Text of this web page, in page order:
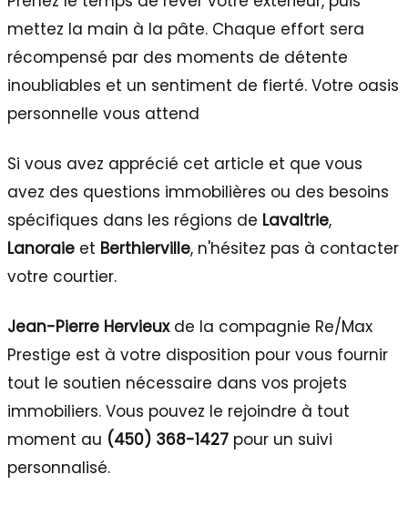
mettez la main à la pâte. Chaque effort sera
récompensé par des moments de détente
inoubliables et un sentiment de fierté. Votre oasis
personnelle vous attend
Si vous avez apprécié cet article et que vous
avez des questions immobilières ou des besoins
spécifiques dans les régions de Lavaltrie,
Lanoraie et Berthierville, n'hésitez pas à contacter
votre courtier.
Jean-Pierre Hervieuxde la compagnie Re/Max
Prestige est à votre disposition pour vous fournir
tout le soutien nécessaire dans vos projets
immobiliers. Vous pouvez le rejoindre à tout
moment au (450) 368-1427 pour un suivi
personnalisé.